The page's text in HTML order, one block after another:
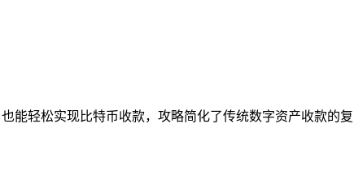
能轻松实现比特币收款，攻略简化了传统数字资产收款的